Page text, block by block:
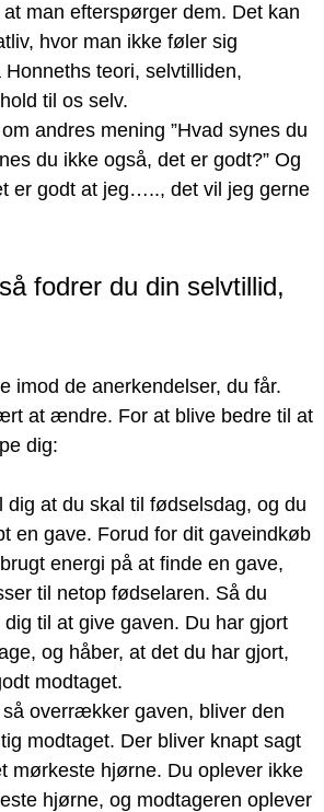
man efterspørger dem. Det kan
hvor man ikke føler sig
teori, selvtilliden,
til os selv.
andres mening ”Hvad synes du
du ikke også, det er godt?” Og
er godt at jeg….., det vil jeg gerne
fodrer du din selvtillid,
imod de anerkendelser, du får.
at ændre. For at blive bedre til at
dig:
dig at du skal til fødselsdag, og du
en gave. Forud for dit gaveindkøb
energi på at finde en gave,
til netop fødselaren. Så du
til at give gaven. Du har gjort
og håber, at det du har gjort,
modtaget.
så overrækker gaven, bliver den
modtaget. Der bliver knapt sagt
mørkeste hjørne. Du oplever ikke
hjørne, og modtageren oplever